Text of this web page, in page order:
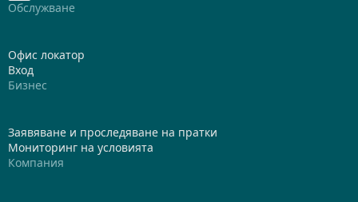
Обслужване
Офис локатор
Вход
Бизнес
Заявяване и проследяване на пратки
Мониторинг на условията
Компания